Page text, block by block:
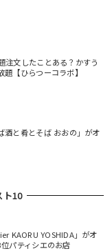
注文したことある？かすう
【ひらつーコラボ】
酒と肴とそば おおの」がオ
ト10
KAORU YOSHIDA」がオ
パティシエのお店